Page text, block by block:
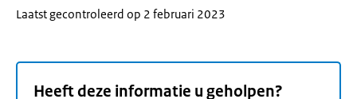
Laatst gecontroleerd op 2 februari 2023
Heeft deze informatie u geholpen?